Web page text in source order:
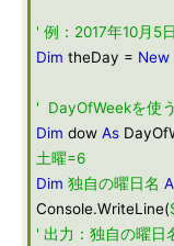
' 例：2017年10月5
Dim theDay = New
' DayOfWeekを使う
Dim dow As
土曜=6
Dim 独自の曜日名
Console.WriteLine(
' 出力：独自の曜日